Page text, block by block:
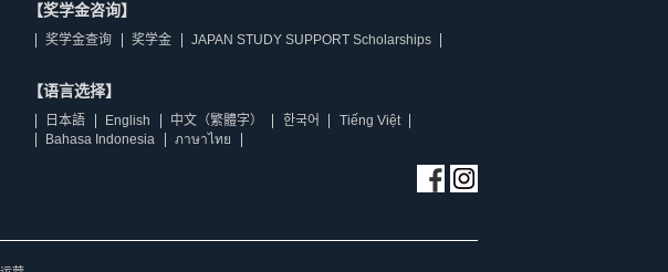
【奖学金咨询】
奖学金查询 奖学金 JAPAN STUDY SUPPORT Scholarships
【语言选择】
日本語 English 中文（繁體字） 한국어
Tiếng Việt
Bahasa Indonesia
ภาษาไทย